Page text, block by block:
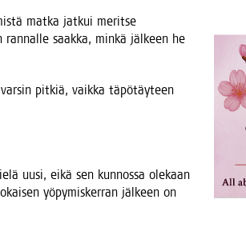
mat­ka jat­kui merit­se
saak­ka, min­kä jäl­keen he
pit­kiä, vaik­ka täpö­täy­teen
uusi, eikä sen kun­nos­sa ole­kaan
yöpy­mis­ker­ran jäl­keen on